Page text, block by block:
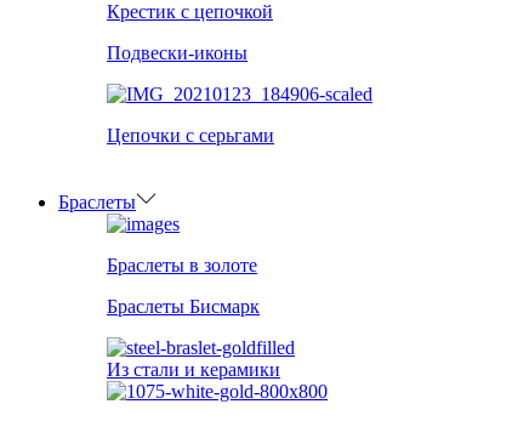
Крестик с цепочкой
Подвески-иконы
Цепочки с серьгами
Браслеты
Браслеты в золоте
Браслеты Бисмарк
Из стали и керамики